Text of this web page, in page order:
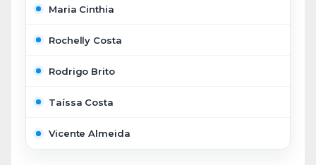
Maria Cinthia
Rochelly Costa
Rodrigo Brito
Taíssa Costa
Vicente Almeida